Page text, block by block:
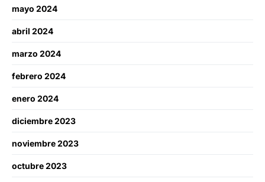
mayo 2024
abril 2024
marzo 2024
febrero 2024
enero 2024
diciembre 2023
noviembre 2023
octubre 2023